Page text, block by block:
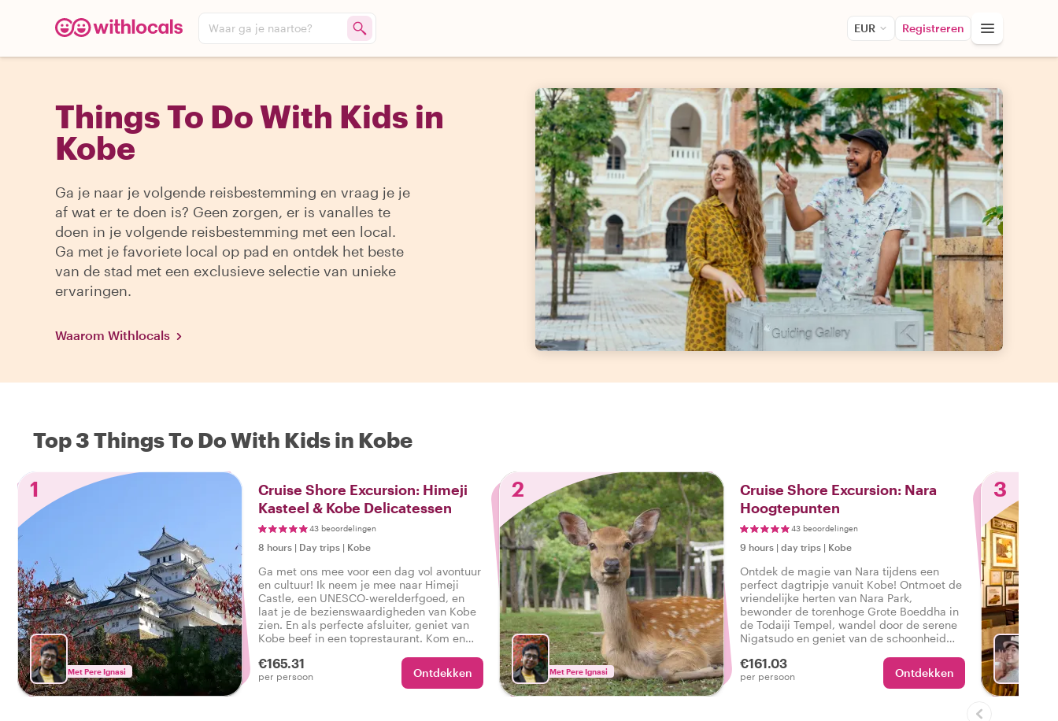
Waar ga je naartoe? EUR Registreren
Things To Do With Kids in
Kobe
Ga je naar je volgende reisbestemming en vraag je je
af wat er te doen is? Geen zorgen, er is vanalles te
doen in je volgende reisbestemming met een local.
Ga met je favoriete local op pad en ontdek het beste
van de stad met een exclusieve selectie van unieke
ervaringen.
Waarom Withlocals
Top 3 Things To Do With Kids in Kobe
1
Met Pere Ignasi
Cruise Shore Excursion: Himeji
Kasteel & Kobe Delicatessen
43 beoordelingen
8 hours | Day trips | Kobe
Ga met ons mee voor een dag vol avontuur
en cultuur! Ik neem je mee naar Himeji
Castle, een UNESCO-werelderfgoed, en
laat je de bezienswaardigheden van Kobe
zien. En als perfecte afsluiter, geniet van
Kobe beef in een toprestaurant. Kom en
culinaire hoogstandjes en ontdekkingen!
€165.31
per persoon Ontdekken
2
Met Pere Ignasi
Cruise Shore Excursion: Nara
Hoogtepunten
43 beoordelingen
9 hours | day trips | Kobe
Ontdek de magie van Nara tijdens een
perfect dagtripje vanuit Kobe! Ontmoet de
vriendelijke herten van Nara Park,
bewonder de torenhoge Grote Boeddha in
de Todaiji Tempel, wandel door de serene
Nigatsudo en geniet van de schoonheid
€161.03
per persoon Ontdekken
3